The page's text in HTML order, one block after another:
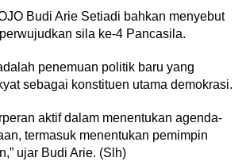
Budi Arie Setiadi bahkan menyebut
sila ke-4 Pancasila.
penemuan politik baru yang
sebagai konstituen utama demokrasi.
aktif dalam menentukan agenda-
termasuk menentukan pemimpin
ujar Budi Arie. (Slh)